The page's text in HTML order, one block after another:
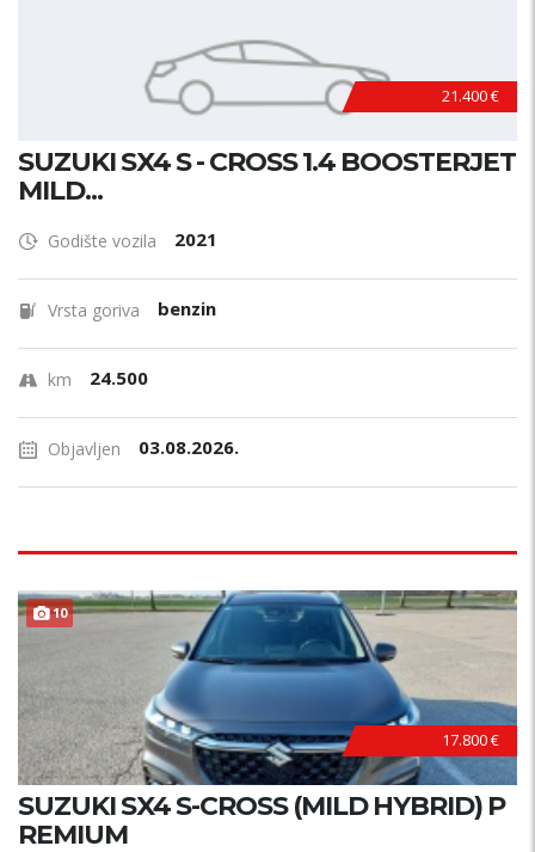
21.400 €
SUZUKI SX4 S - CROSS 1.4 BOOSTERJET
MILD...
Godište vozila 2021
Vrsta goriva benzin
km 24.500
Objavljen 03.08.2026.
10
17.800 €
SUZUKI SX4 S-CROSS (MILD HYBRID) P
REMIUM